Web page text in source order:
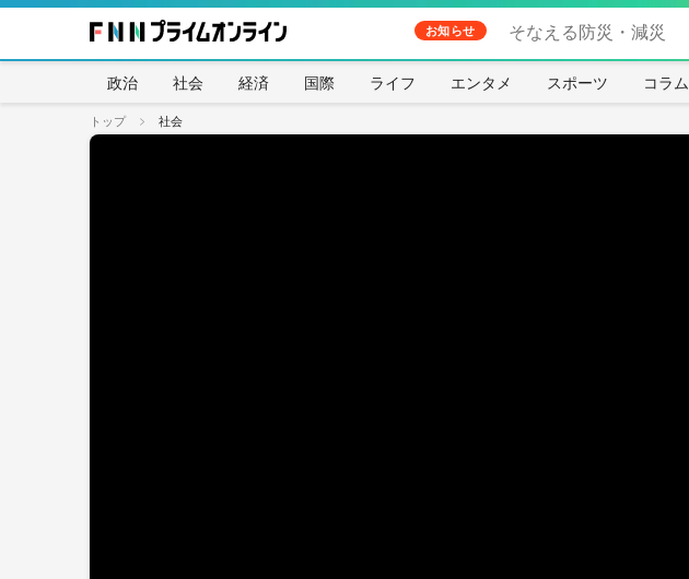
お知らせ そなえる防災・減災
政治 社会 経済 国際 ライフ エンタメ スポーツ コラム
トップ 社会